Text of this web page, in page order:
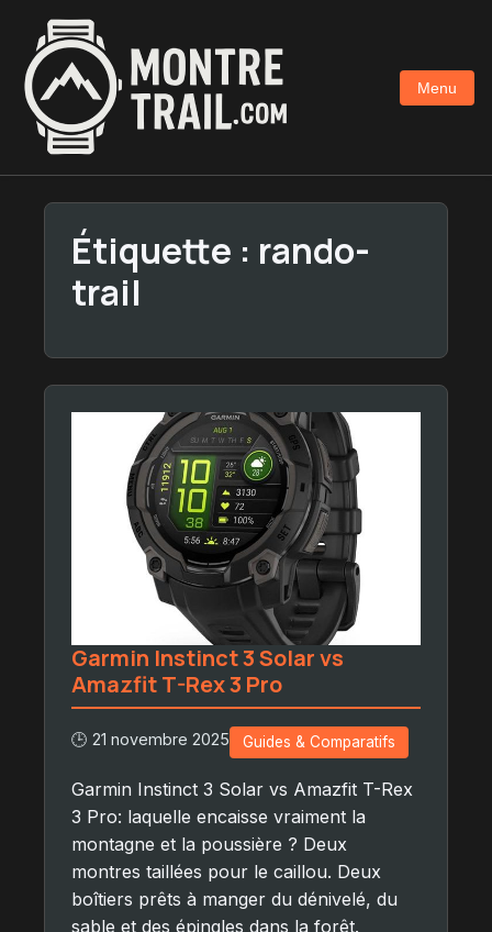
contenu
principal
Menu
Étiquette : rando-
trail
Garmin Instinct 3 Solar vs
Amazfit T-Rex 3 Pro
🕒 21 novembre 2025 Guides & Comparatifs
Garmin Instinct 3 Solar vs Amazfit T-Rex
3 Pro: laquelle encaisse vraiment la
montagne et la poussière ? Deux
montres taillées pour le caillou. Deux
boîtiers prêts à manger du dénivelé, du
sable et des épingles dans la forêt.